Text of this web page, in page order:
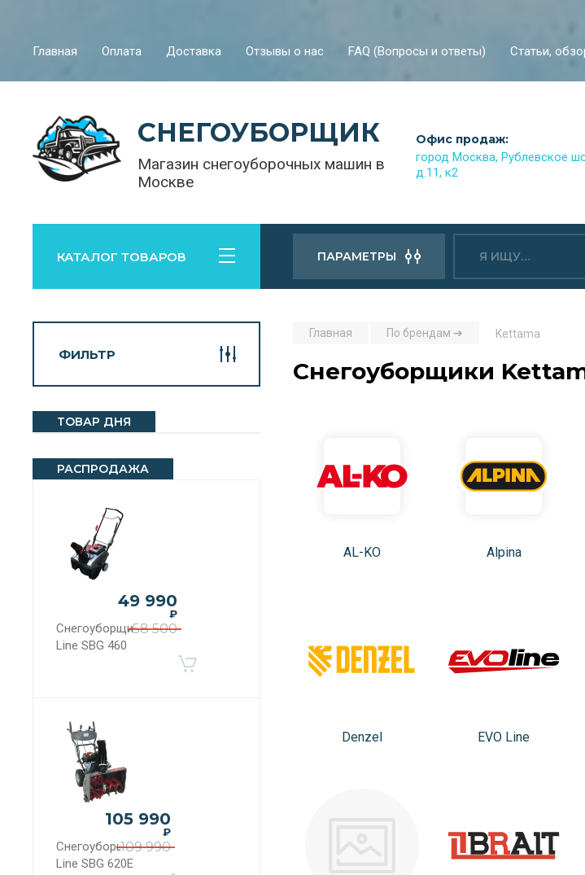
Главная Оплата Доставка Отзывы о нас FAQ (Вопросы и ответы) Статьи,
СНЕГОУБОРЩИК
Магазин снегоуборочных машин в
Москве
Офис продаж:
город Москва, Рублевское
д.11, к2
КАТАЛОГ ТОВАРОВ ПАРАМЕТРЫ
ФИЛЬТР
ТОВАР ДНЯ
РАСПРОДАЖА
Снегоуборщик Evo
Line SBG 460
58 500
49 990
₽
Снегоуборщик Evo
Line SBG 620E
109 990
105 990
₽
Главная По брендам ➔ Kettama
Снегоуборщики
AL-KO Alpina
Denzel EVO Line